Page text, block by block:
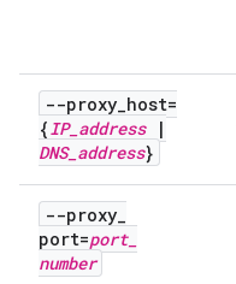
--proxy_host=
{IP_ address
|
DNS_ address}
--proxy_
port=port_
number